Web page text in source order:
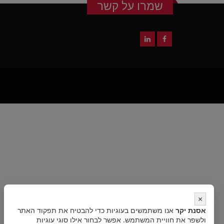
שמרו על קשר
×
אסנת יקר אנו משתמשים בעוגיות כדי להבטיח את תפקוד האתר
ולשפר את חוויית המשתמש. אפשר לבחור אילו סוגי עוגיות